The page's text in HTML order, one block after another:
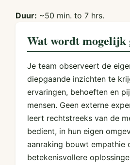
Duur: ~50 min. to 7 hrs.
Wat wordt mogelijk
Je team observeert de
diepgaande inzichten te
ervaringen, behoeften en
mensen. Geen externe
leert rechtstreeks van de
bedient, in hun eigen
aanraking bouwt empathie
betekenisvollere